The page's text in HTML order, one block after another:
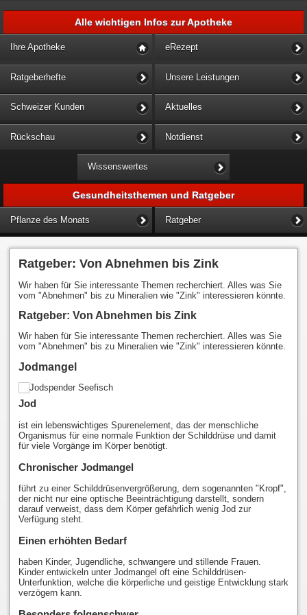
Alle wichtigen Infos zur Apotheke
Ihre Apotheke eRezept
Ratgeberhefte Unsere Leistungen
Schweizer Kunden Aktuelles
Rückschau Notdienst
Wissenswertes
Gesundheitsthemen und Ratgeber
Pflanze des Monats Ratgeber
Ratgeber: Von Abnehmen bis Zink
Wir haben für Sie interessante Themen recherchiert. Alles was Sie
vom "Abnehmen" bis zu Mineralien wie "Zink" interessieren könnte.
Ratgeber: Von Abnehmen bis Zink
Wir haben für Sie interessante Themen recherchiert. Alles was Sie
vom "Abnehmen" bis zu Mineralien wie "Zink" interessieren könnte.
Jodmangel
Jod
ist ein lebenswichtiges Spurenelement, das der menschliche
Organismus für eine normale Funktion der Schilddrüse und damit
für viele Vorgänge im Körper benötigt.
Chronischer Jodmangel
führt zu einer Schilddrüsenvergrößerung, dem sogenannten "Kropf",
der nicht nur eine optische Beeinträchtigung darstellt, sondern
darauf verweist, dass dem Körper gefährlich wenig Jod zur
Verfügung steht.
Einen erhöhten Bedarf
haben Kinder, Jugendliche, schwangere und stillende Frauen.
Kinder entwickeln unter Jodmangel oft eine Schilddrüsen-
Unterfunktion, welche die körperliche und geistige Entwicklung stark
verzögern kann.